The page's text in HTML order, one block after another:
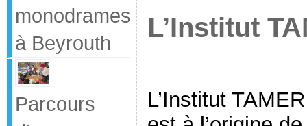
monodrames
à Beyrouth
Parcours
L’Institut
L’Institut